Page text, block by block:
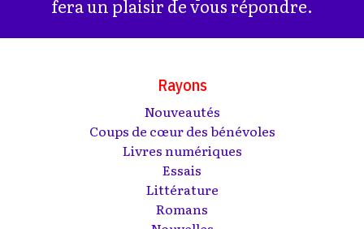
fera un plaisir de vous répondre.
Rayons
Nouveautés
Coups de cœur des bénévoles
Livres numériques
Essais
Littérature
Romans